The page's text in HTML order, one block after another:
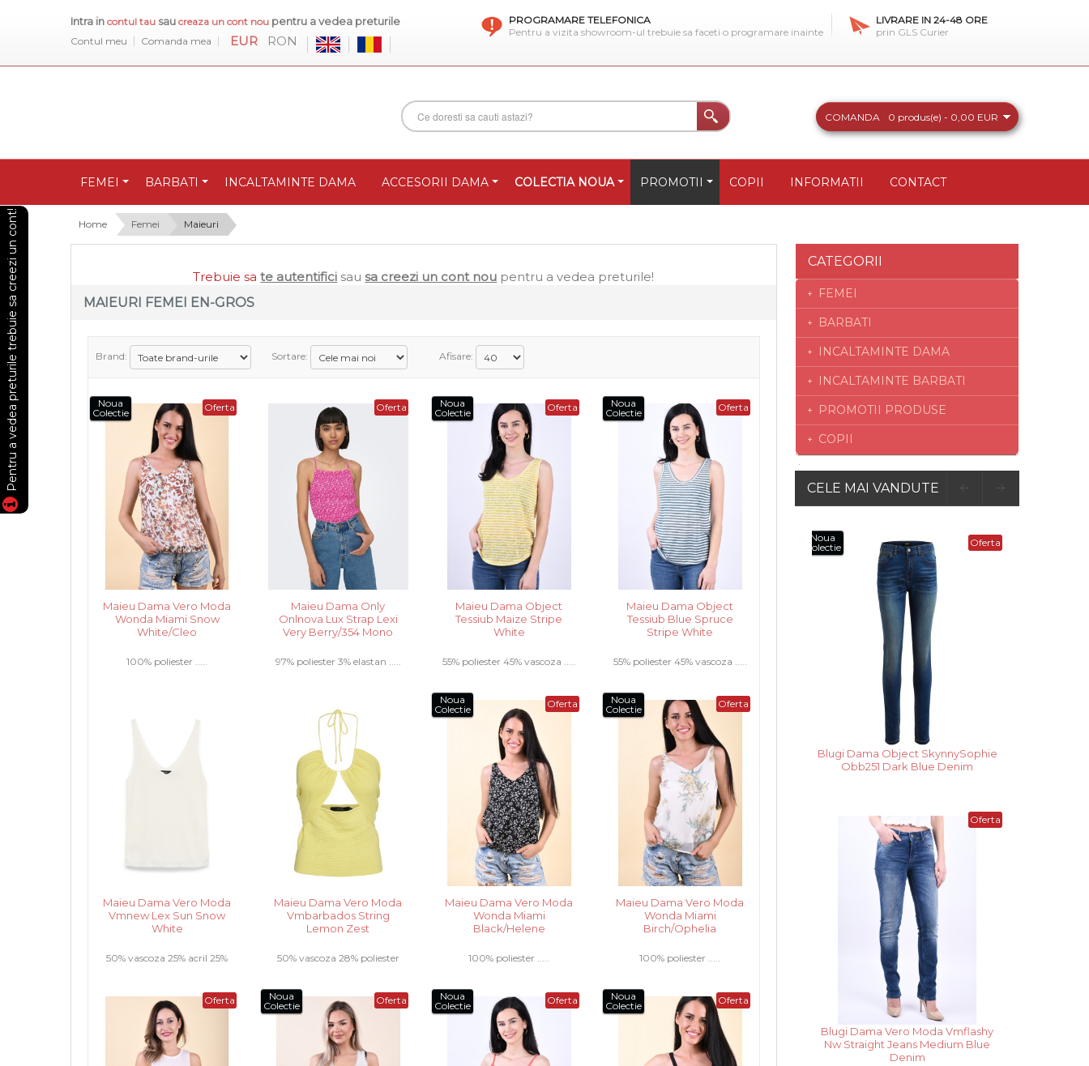
Intra in contul tau sau creaza un cont nou pentru a vedea preturile
Contul meu Comanda mea EUR RON
PROGRAMARE TELEFONICA
Pentru a vizita showroom-ul trebuie sa faceti o programare inainte
LIVRARE IN 24-48 ORE
prin GLS Curier
COMANDA 0 produs(e) - 0,00 EUR
FEMEI BARBATI INCALTAMINTE DAMA ACCESORII DAMA COLECTIA NOUA PROMOTII COPII INFORMATII CONTACT
Home Femei Maieuri
Trebuie sa te autentifici sausa creezi un cont nou pentru a vedea preturile!
MAIEURI FEMEI EN-GROS
Brand: Sortare: Afisare:
Oferta
Noua
Colectie
Maieu Dama Vero Moda
Wonda Miami Snow
White/Cleo
100% poliester .....
Oferta
Maieu Dama Only
Onlnova Lux Strap Lexi
Very Berry/354 Mono
97% poliester 3% elastan .....
Oferta
Noua
Colectie
Maieu Dama Object
Tessiub Maize Stripe
White
55% poliester 45% vascoza .....
Oferta
Noua
Colectie
Maieu Dama Object
Tessiub Blue Spruce
Stripe White
55% poliester 45% vascoza .....
Maieu Dama Vero Moda
Vmnew Lex Sun Snow
White
50% vascoza 25% acril 25%
Maieu Dama Vero Moda
Vmbarbados String
Lemon Zest
50% vascoza 28% poliester
Oferta
Noua
Colectie
Maieu Dama Vero Moda
Wonda Miami
Black/Helene
100% poliester .....
Oferta
Noua
Colectie
Maieu Dama Vero Moda
Wonda Miami
Birch/Ophelia
100% poliester .....
Oferta Oferta
Noua
Colectie
Oferta
Noua
Colectie
Oferta
Noua
Colectie
CATEGORII
FEMEI
BARBATI
INCALTAMINTE DAMA
INCALTAMINTE BARBATI
PROMOTII PRODUSE
COPII
CELE MAI VANDUTE
Oferta
Blugi Dama Noisy May Cara Donna
Wh Ank Medium Blue Denim
Oferta
Vesta Dama Only Madeline Night
Sky
Pentru a vedea preturile trebuie sa creezi un cont!